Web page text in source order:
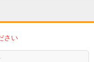
さい